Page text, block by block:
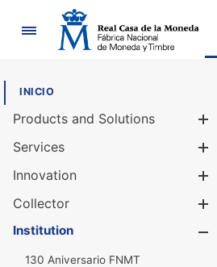
Navigation
INICIO
Products and Solutions
Services
Innovation
Collector
Institution
130 Aniversario FNMT